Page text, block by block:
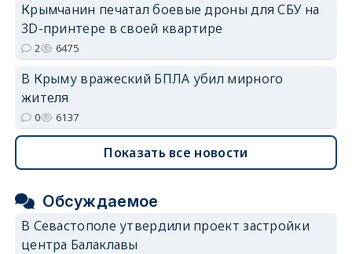
Крымчанин печатал боевые дроны для СБУ на
3D-принтере в своей квартире
2 6475
В Крыму вражеский БПЛА убил мирного
жителя
0 6137
Показать все новости
Обсуждаемое
В Севастополе утвердили проект застройки
центра Балаклавы